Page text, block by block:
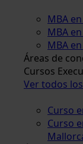
MBA
MBA
MBA
Áreas de
Cursos
Ver todos
Curso
Curso